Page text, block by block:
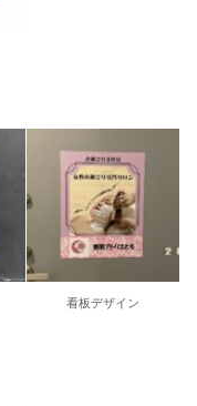
看板デザイン